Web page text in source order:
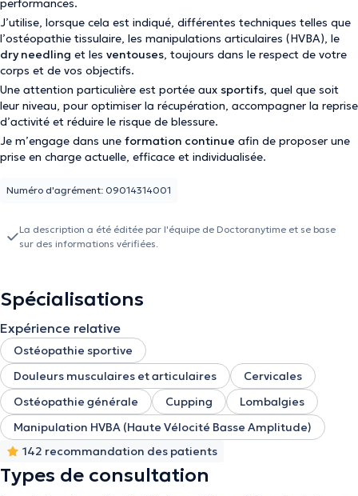
performances.
J’utilise, lorsque cela est indiqué, différentes techniques telles que
l’ostéopathie tissulaire, les manipulations articulaires (HVBA), le
dry needling et les ventouses, toujours dans le respect de votre
corps et de vos objectifs.
Une attention particulière est portée aux sportifs, quel que soit
leur niveau, pour optimiser la récupération, accompagner la reprise
d’activité et réduire le risque de blessure.
Je m’engage dans une formation continue afin de proposer une
prise en charge actuelle, efficace et individualisée.
Numéro d'agrément: 09014314001
La description a été éditée par l'équipe de Doctoranytime et se base
sur des informations vérifiées.
Spécialisations
Expérience relative
Ostéopathie sportive
Douleurs musculaires et articulaires
Cervicales
Ostéopathie générale
Cupping
Lombalgies
Manipulation HVBA (Haute Vélocité Basse Amplitude)
142 recommandation des patients
Types de consultation